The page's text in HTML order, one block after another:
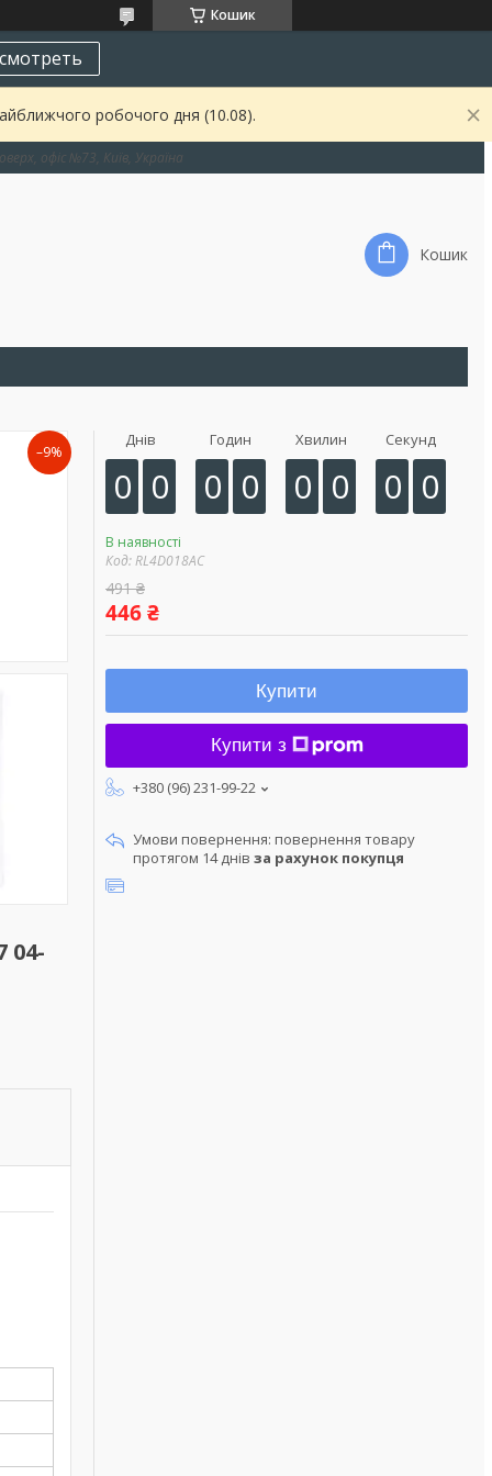
Кошик
робочого дня (10.08).
офіс №73, Київ, Україна
Кошик
–9%
04-
Днів
0 0
Годин
0 0
Хвилин
0 0
Секунд
0 0
В наявності
Код:RL4D018AC
491 ₴
446 ₴
Купити
Купити з
+380 (96) 231-99-22
повернення товару
протягом 14 днів за рахунок покупця